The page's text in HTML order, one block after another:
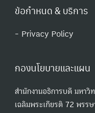
ข้อกำหนด & บริการ
- Privacy Policy
กองนโยบายและแผน
สำนักงานอธิการบดี มหาวิ
เฉลิมพระเกียรติ 72 พรร